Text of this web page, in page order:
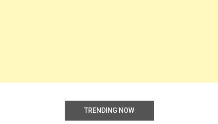
TRENDING NOW